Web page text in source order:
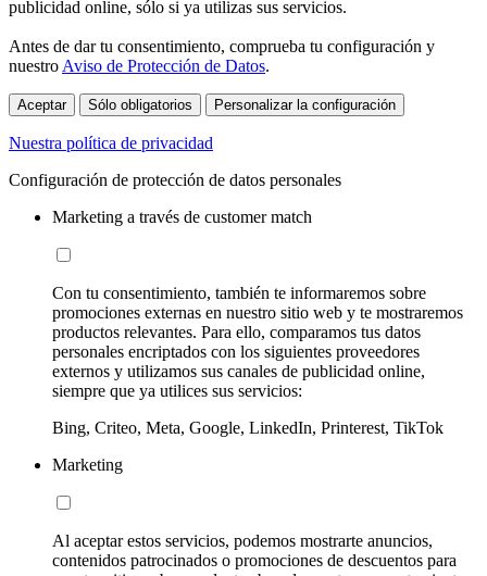
publicidad online, sólo si ya utilizas sus servicios.
Antes de dar tu consentimiento, comprueba tu configuración y
nuestro Aviso de Protección de Datos.
Aceptar Sólo obligatorios Personalizar la configuración
Nuestra política de privacidad
Configuración de protección de datos personales
Marketing a través de customer match
Con tu consentimiento, también te informaremos sobre
promociones externas en nuestro sitio web y te mostraremos
productos relevantes. Para ello, comparamos tus datos
personales encriptados con los siguientes proveedores
externos y utilizamos sus canales de publicidad online,
siempre que ya utilices sus servicios:
Bing, Criteo, Meta, Google, LinkedIn, Printerest, TikTok
Marketing
Al aceptar estos servicios, podemos mostrarte anuncios,
contenidos patrocinados o promociones de descuentos para